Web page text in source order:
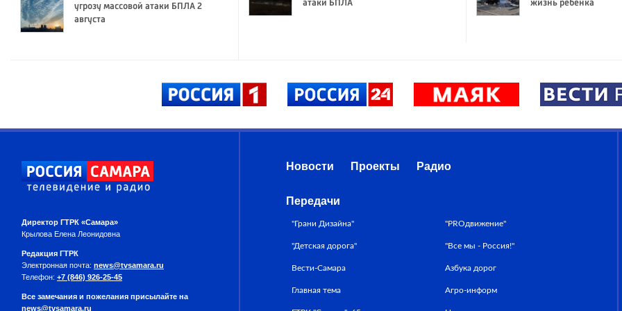
угрозу массовой атаки БПЛА 2
августа
атаки БПЛА жизнь ребенка
Директор ГТРК «Самара»
Крылова Елена Леонидовна
Редакция ГТРК
Электронная почта: news@tvsamara.ru
Телефон: +7 (846) 926-25-45
Все замечания и пожелания присылайте на
news@tvsamara.ru
Новости Проекты Радио
Передачи
"Грани Дизайна"
"Детская дорога"
Вести-Самара
Главная тема
"PROдвижение"
"Все мы - Россия!"
Азбука дорог
Агро-информ